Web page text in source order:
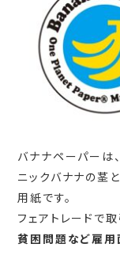
バナナペーパーは
ニックバナナの茎
用紙です。
フェアトレードで
貧困問題など雇用